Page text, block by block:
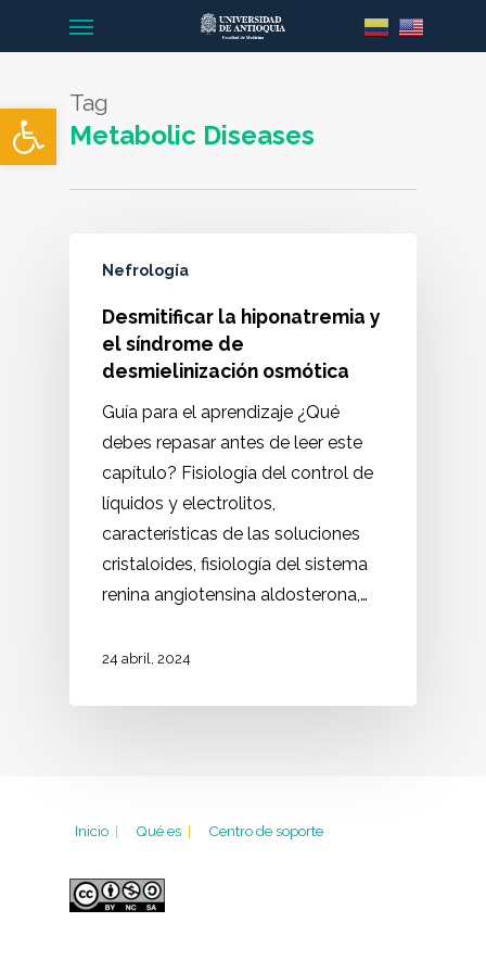
Abrir barra de herramientas
content
Tag
Metabolic Diseases
Nefrología
Desmitificar la hiponatremia y
el síndrome de
desmielinización osmótica
Guía para el aprendizaje ¿Qué
debes repasar antes de leer este
capítulo? Fisiología del control de
líquidos y electrolitos,
características de las soluciones
cristaloides, fisiología del sistema
renina angiotensina aldosterona,…
24 abril, 2024
Inicio | Qué es | Centro de soporte